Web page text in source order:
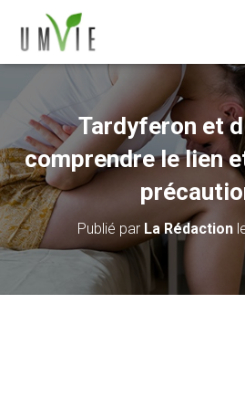
Tardyferon et
comprendre le lien
Publié par La Rédaction